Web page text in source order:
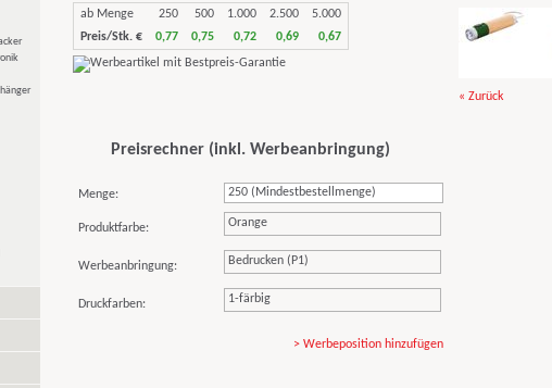
ab Menge 250 500 1.000 2.500
5.000
Preis/Stk. €
0,77 0,75 0,72 0,69 0,67
Preisrechner (inkl. Werbeanbringung)
Menge:
Produktfarbe: Orange
Werbeanbringung: Bedrucken (P1)
Druckfarben: 1-färbig
> Werbeposition hinzufügen
« Zurück